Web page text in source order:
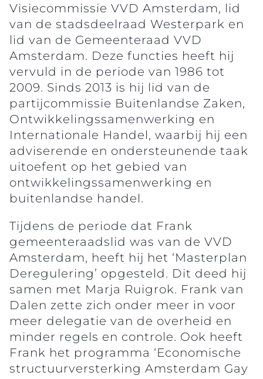
Visiecommissie VVD Amsterdam, lid
van de stadsdeelraad Westerpark en
lid van de Gemeenteraad VVD
Amsterdam. Deze functies heeft hij
vervuld in de periode van 1986 tot
2009. Sinds 2013 is hij lid van de
partijcommissie Buitenlandse Zaken,
Ontwikkelingssamenwerking en
Internationale Handel, waarbij hij een
adviserende en ondersteunende taak
uitoefent op het gebied van
ontwikkelingssamenwerking en
buitenlandse handel.
Tijdens de periode dat Frank
gemeenteraadslid was van de VVD
Amsterdam, heeft hij het ‘Masterplan
Deregulering’ opgesteld. Dit deed hij
samen met Marja Ruigrok. Frank van
Dalen zette zich onder meer in voor
meer delegatie van de overheid en
minder regels en controle. Ook heeft
Frank het programma ‘Economische
structuurversterking Amsterdam Gay